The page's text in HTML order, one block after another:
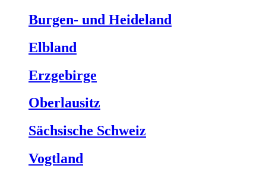
Burgen- und Heideland
Elbland
Erzgebirge
Oberlausitz
Sächsische Schweiz
Vogtland